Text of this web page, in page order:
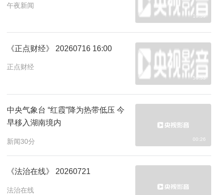
午夜新闻
10:59
《正点财经》 20260716 16:00
正点财经
56:53
中央气象台 “红霞”降为热带低压 今
早移入湖南境内
新闻30分 00:26
《法治在线》 20260721
法治在线